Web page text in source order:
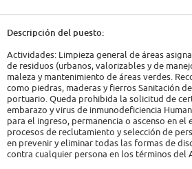
Descripción del puesto:
Actividades: Limpieza general de áreas
de residuos (urbanos, valorizables y de
maleza y mantenimiento de áreas verdes.
como piedras, maderas y fierros Sanitación
portuario. Queda prohibida la solicitud de
embarazo y virus de inmunodeficiencia
para el ingreso, permanencia o ascenso en
procesos de reclutamiento y selección de
en prevenir y eliminar todas las formas de
contra cualquier persona en los términos del